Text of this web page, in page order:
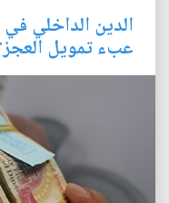
الدين الداخلي
عبء تمويل